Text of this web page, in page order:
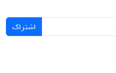
اشتراک